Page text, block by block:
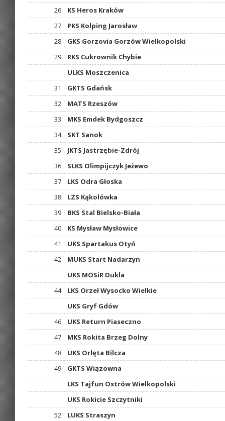
26
KS Heros Kraków
27
PKS Kolping Jarosław
28
GKS Gorzovia Gorzów Wielkopolski
29
RKS Cukrownik Chybie
ULKS Moszczenica
31
GKTS Gdańsk
32
MATS Rzeszów
33
MKS Emdek Bydgoszcz
34
SKT Sanok
35
JKTS Jastrzębie-Zdrój
36
SLKS Olimpijczyk Jeżewo
37
LKS Odra Głoska
38
LZS Kąkolówka
39
BKS Stal Bielsko-Biała
40
KS Mysław Mysłowice
41
UKS Spartakus Otyń
42
MUKS Start Nadarzyn
UKS MOSiR Dukla
44
LKS Orzeł Wysocko Wielkie
UKS Gryf Gdów
46
UKS Return Piaseczno
47
MKS Rokita Brzeg Dolny
48
UKS Orlęta Bilcza
49
GKTS Wiązowna
LKS Tajfun Ostrów Wielkopolski
UKS Rokicie Szczytniki
52
LUKS Straszyn